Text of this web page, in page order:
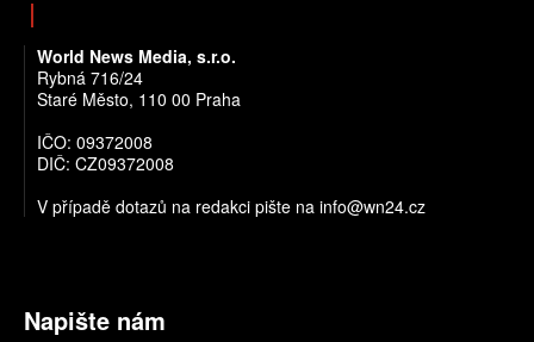
World News Media, s.r.o.
Rybná 716/24
Staré Město, 110 00 Praha
IČO: 09372008
DIČ: CZ09372008
V případě dotazů na redakci pište na info@wn24.cz
Napište nám